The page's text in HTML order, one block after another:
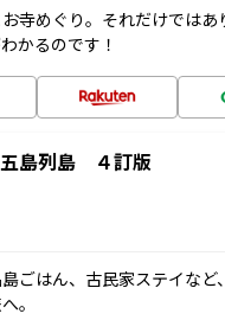
寺めぐり。それだけでは
かるのです！
島列島 ４訂版
ごはん、古民家ステイな
。